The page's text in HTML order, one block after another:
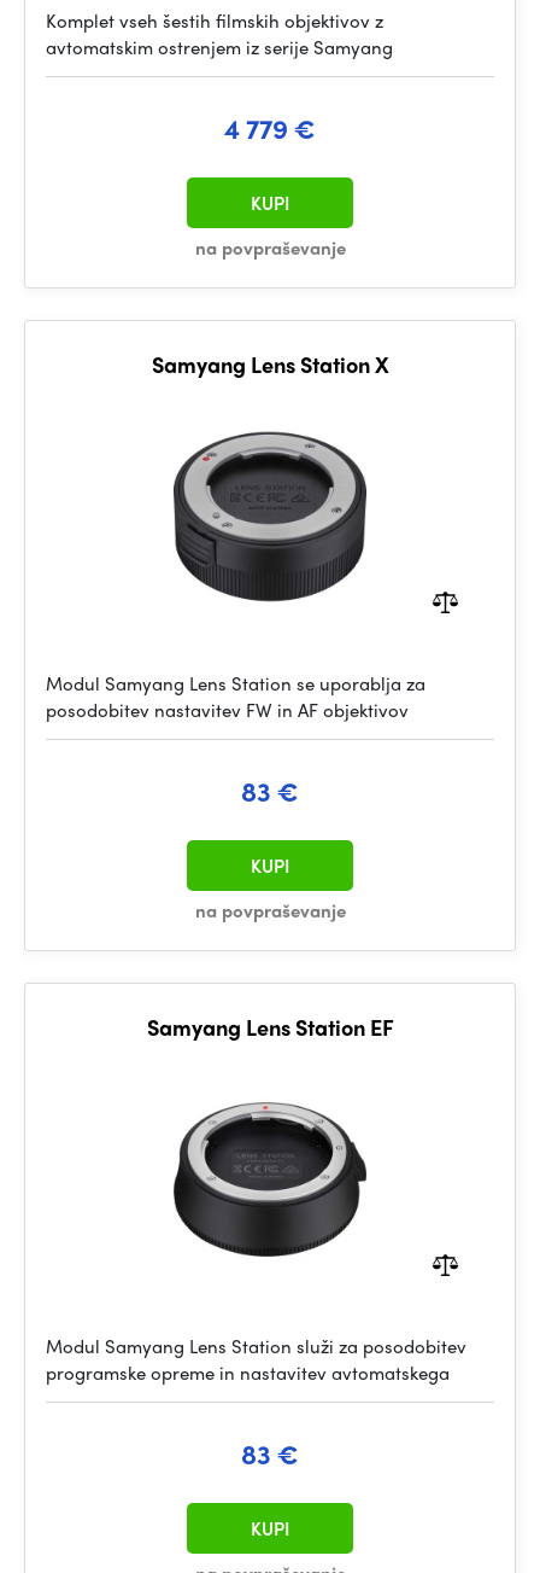
Komplet vseh šestih filmskih objektivov z
avtomatskim ostrenjem iz serije Samyang
4 779 €
na povpraševanje
KUPI
Samyang Lens Station X
Modul Samyang Lens Station se uporablja za
posodobitev nastavitev FW in AF objektivov
83 €
na povpraševanje
KUPI
Samyang Lens Station EF
Modul Samyang Lens Station služi za posodobitev
programske opreme in nastavitev avtomatskega
83 €
KUPI